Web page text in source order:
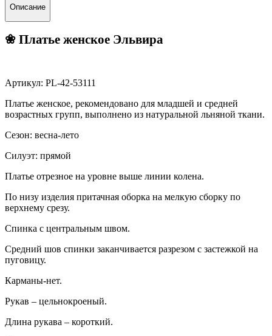
Описание
❀ Платье женское Эльвира
Артикул: PL-42-53111
Платье женское, рекомендовано для младшей и средней
возрастных групп, выполнено из натуральной льняной ткани.
Сезон: весна-лето
Силуэт: прямой
Платье отрезное на уровне выше линии колена.
По низу изделия притачная оборка на мелкую сборку по
верхнему срезу.
Спинка с центральным швом.
Средний шов спинки заканчивается разрезом с застежкой на
пуговицу.
Карманы-нет.
Рукав – цельнокроеный.
Длина рукава – короткий.